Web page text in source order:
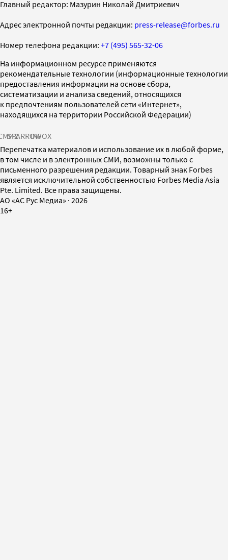
Главный редактор: Мазурин Николай Дмитриевич
Адрес электронной почты редакции: press-release@forbes.ru
Номер телефона редакции: +7 (495) 565-32-06
На информационном ресурсе применяются
рекомендательные технологии (информационные технологии
предоставления информации на основе сбора,
систематизации и анализа сведений, относящихся
к предпочтениям пользователей сети «Интернет»,
находящихся на территории Российской Федерации)
SPARROWINFOX
Перепечатка материалов и использование их в любой форме,
в том числе и в электронных СМИ, возможны только с
письменного разрешения редакции. Товарный знак Forbes
является исключительной собственностью Forbes Media Asia
Pte. Limited. Все права защищены.
AO «АС Рус Медиа» · 2026
16+